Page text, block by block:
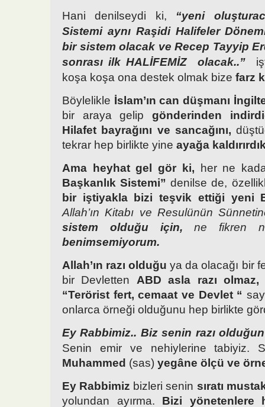
Hani denilseydi ki, “yeni
Sistemi aynı Raşidi Halifeler
bir sistem olacak ve Recep Tayyip
sonrası ilk HALİFEMİZ olacak..”
koşa koşa ona destek olmak bize farz
Böylelikle İslam’ın can düşmanı
bir araya gelip gönderinden
Hilafet bayrağını ve sancağını,
tekrar hep birlikte yine ayağa
Ama heyhat gel gör ki, her ne
Başkanlık Sistemi” denilse de,
bir iştiyakla bizi teşvik ettiği yeni
Allah’ın Kitabı ve Resulünün
sistem olduğu için,
ne fikren
benimsemiyorum.
Allah’ın razı olduğu ya da olacağı bir
bir Devletten ABD asla razı olmaz,
“Terörist fert, cemaat ve Devlet “
onlarca örneği olduğunu hep birlikte
Ey Rabbimiz.. Biz senin razı olduğun
Senin emir ve nehiylerine tabiyiz.
Muhammed (sas) yegâne ölçü ve
Ey Rabbimiz bizleri senin sıratı
yolundan ayırma. Bizi yönetenlere